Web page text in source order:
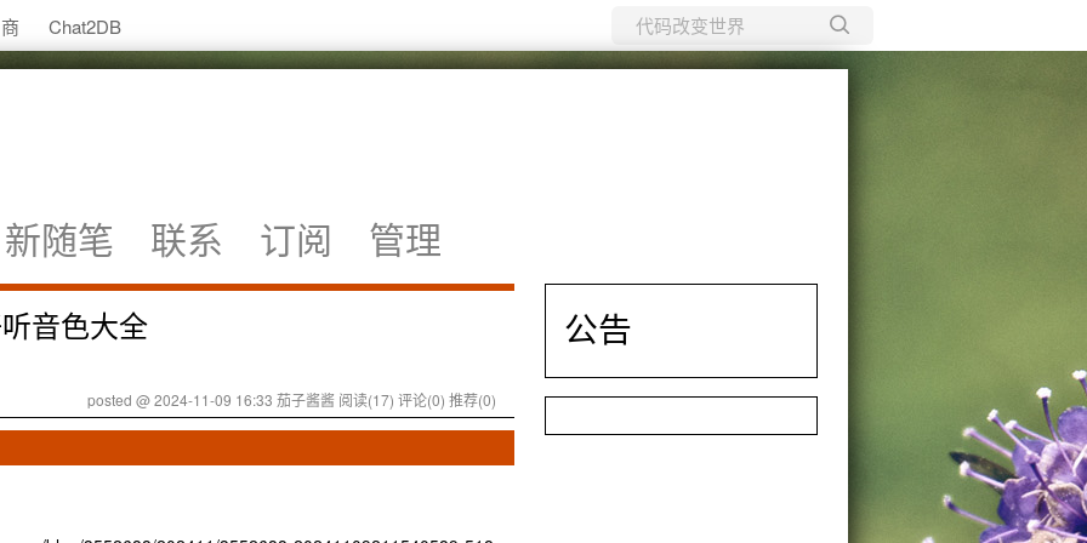
Chat2DB
所有博客
新随笔 联系 订阅 管理
音色大全
posted @ 2024-11-09 16:33 茄子酱酱 阅读(17) 评论(0) 推荐(0)
公告